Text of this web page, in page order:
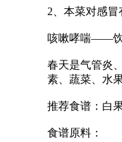
2、本菜对感
咳嗽哮喘——
春天是气管炎
素、蔬菜、水
推荐食谱：白
食谱原料：